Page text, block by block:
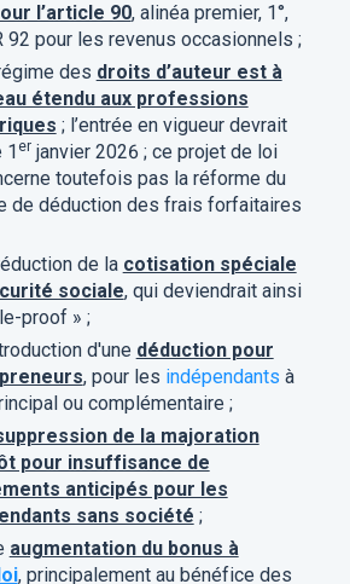
l’article 90, alinéa premier, 1°,
92 pour les revenus occasionnels ;
des droits d’auteur est à
étendu aux professions
; l’entrée en vigueur devrait
1 erjanvier 2026 ; ce projet de loi
toutefois pas la réforme du
de déduction des frais forfaitaires
de la cotisation spéciale
sociale, qui deviendrait ainsi
proof » ;
d'une déduction pour
, pour les indépendants à
ou complémentaire ;
de la majoration
pour insuffisance de
anticipés pour les
sans société ;
augmentation du bonus à
, principalement au bénéfice des